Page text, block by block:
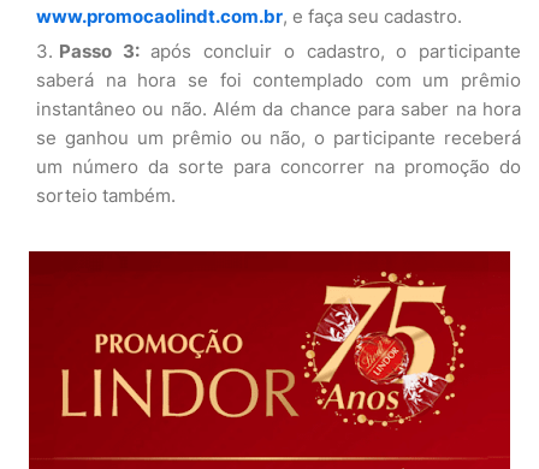
www.promocaolindt.com.br, e faça seu cadastro.
Passo 3:após concluir o cadastro, o participante
saberá na hora se foi contemplado com um prêmio
instantâneo ou não. Além da chance para saber na hora
se ganhou um prêmio ou não, o participante receberá
um número da sorte para concorrer na promoção do
sorteio também.